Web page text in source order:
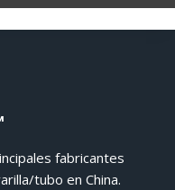
fabricantes
tubo en China.